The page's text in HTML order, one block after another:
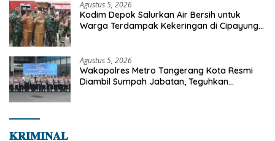
Agustus 5, 2026
Kodim Depok Salurkan Air Bersih untuk
Warga Terdampak Kekeringan di Cipayung
Agustus 5, 2026
Wakapolres Metro Tangerang Kota Resmi
Diambil Sumpah Jabatan, Teguhkan
𝐊𝐑𝐈𝐌𝐈𝐍𝐀𝐋